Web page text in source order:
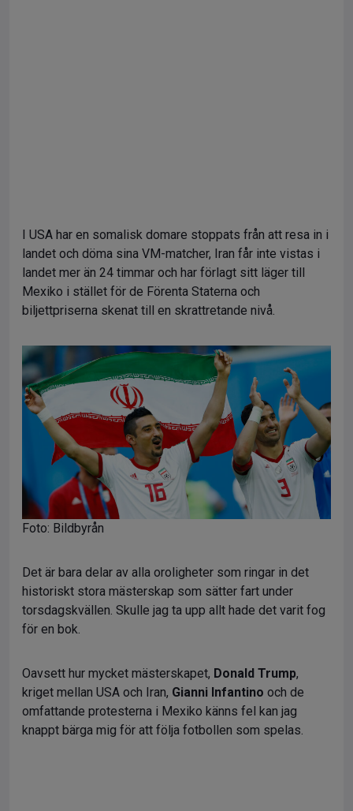
I USA har en somalisk domare stoppats från att resa in i
landet och döma sina VM-matcher, Iran får inte vistas i
landet mer än 24 timmar och har förlagt sitt läger till
Mexiko i stället för de Förenta Staterna och
biljettpriserna skenat till en skrattretande nivå.
Foto: Bildbyrån
Det är bara delar av alla oroligheter som ringar in det
historiskt stora mästerskap som sätter fart under
torsdagskvällen. Skulle jag ta upp allt hade det varit fog
för en bok.
Oavsett hur mycket mästerskapet, Donald Trump,
kriget mellan USA och Iran, Gianni Infantino och de
omfattande protesterna i Mexiko känns fel kan jag
knappt bärga mig för att följa fotbollen som spelas.